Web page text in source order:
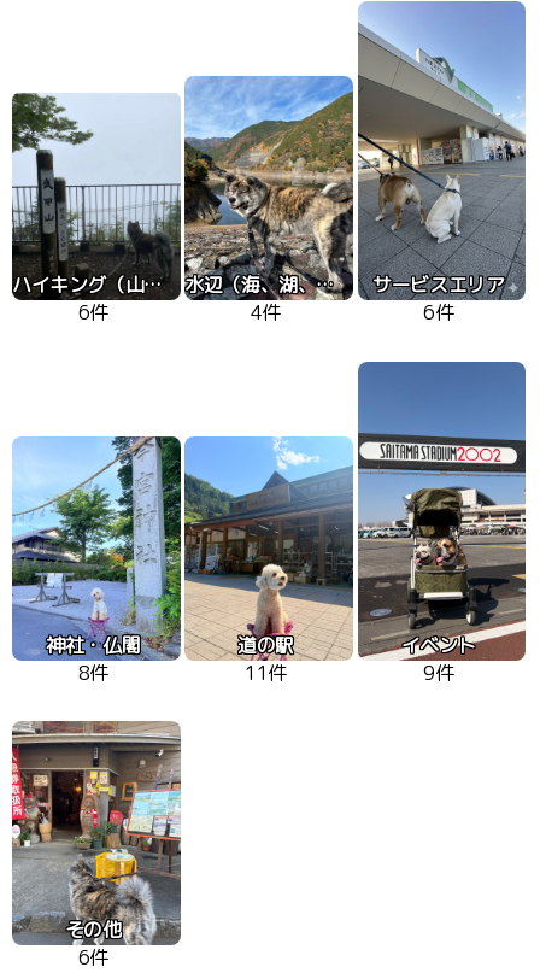
ハイキング（山、高原）
6件
水辺（海、湖、川）
4件
サービスエリア
6件
神社・仏閣
8件
道の駅
11件
イベント
9件
その他
6件